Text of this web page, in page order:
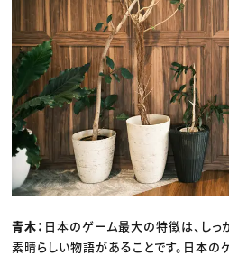
青木： 日本のゲーム最大の特徴は、しっ
素晴らしい物語があることです。日本